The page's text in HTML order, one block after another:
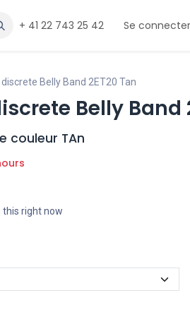
+ 41 22 743 25 42 Se connecter
Belly Band 2ET20 Tan
Belly Band
couleur TAn
this right now